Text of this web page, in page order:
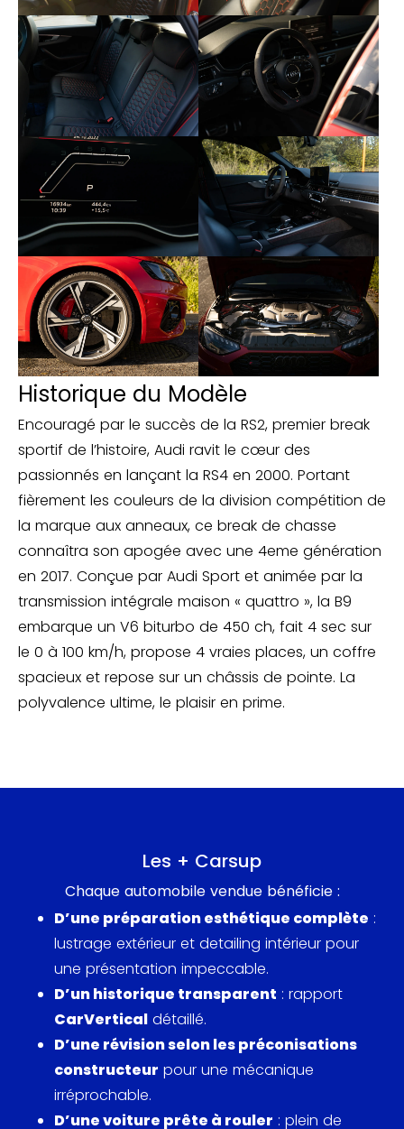
Historique du Modèle
Encouragé par le succès de la RS2, premier break
sportif de l’histoire, Audi ravit le cœur des
passionnés en lançant la RS4 en 2000. Portant
fièrement les couleurs de la division compétition de
la marque aux anneaux, ce break de chasse
connaîtra son apogée avec une 4eme génération
en 2017. Conçue par Audi Sport et animée par la
transmission intégrale maison « quattro », la B9
embarque un V6 biturbo de 450 ch, fait 4 sec sur
le 0 à 100 km/h, propose 4 vraies places, un coffre
spacieux et repose sur un châssis de pointe. La
polyvalence ultime, le plaisir en prime.
Les + Carsup
Chaque automobile vendue bénéficie :
D’une préparation esthétique complète :
lustrage extérieur et detailing intérieur pour
une présentation impeccable.
D’un historique transparent : rapport
CarVertical détaillé.
D’une révision selon les préconisations
constructeur pour une mécanique
irréprochable.
D’une voiture prête à rouler : plein de